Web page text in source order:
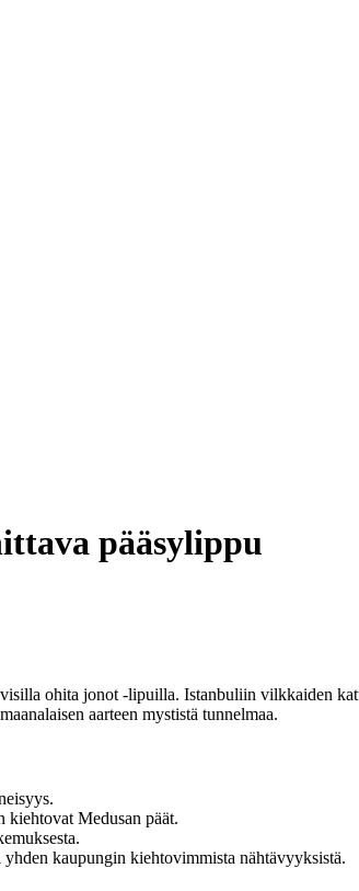
pääsylippu
ohita jonot -lipuilla. Istanbuliin vilkkaiden
aarteen mystistä tunnelmaa.
kiehtovat Medusan päät.
kaupungin kiehtovimmista nähtävyyksistä.